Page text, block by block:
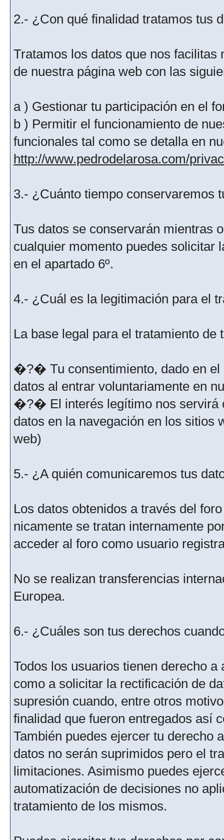
2.- ¿Con qué finalidad tratamos tus
Tratamos los datos que nos
de nuestra página web con las
a ) Gestionar tu participación en el
b ) Permitir el funcionamiento de
funcionales tal como se detalla en
http://www.pedrodelarosa.com/
3.- ¿Cuánto tiempo conservaremos
Tus datos se conservarán mientras
cualquier momento puedes solicitar
en el apartado 6º.
4.- ¿Cuál es la legitimación para el
La base legal para el tratamiento
�?� Tu consentimiento, dado en el
datos al entrar voluntariamente en
�?� El interés legítimo nos servirá
datos en la navegación en los sitios
web)
5.- ¿A quién comunicaremos tus
Los datos obtenidos a través del
nicamente se tratan internamente
acceder al foro como usuario
No se realizan transferencias
Europea.
6.- ¿Cuáles son tus derechos
Todos los usuarios tienen derecho
como a solicitar la rectificación de
supresión cuando, entre otros
finalidad que fueron entregados así
También puedes ejercer tu derecho
datos no serán suprimidos pero el
limitaciones. Asimismo puedes
automatización de decisiones no
tratamiento de los mismos.